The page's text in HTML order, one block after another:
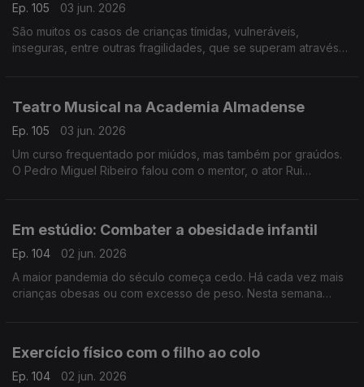
Ep. 105
03 jun. 2026
São muitos os casos de crianças tímidas, vulneráveis,
inseguras, entre outras fragilidades, que se superam através
Teatro Musical na Academia Almadense
Ep. 105
03 jun. 2026
Um curso frequentado por miúdos, mas também por graúdos.
O Pedro Miguel Ribeiro falou com o mentor, o ator Rui
Em estúdio: Combater a obesidade infantil
Ep. 104
02 jun. 2026
A maior pandemia do século começa cedo. Há cada vez mais
crianças obesas ou com excesso de peso. Nesta semana
Exercício físico com o filho ao colo
Ep. 104
02 jun. 2026